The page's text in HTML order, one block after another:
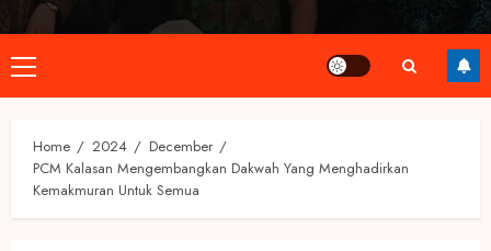
Primary
Menu
Home 2024
December
PCM Kalasan Mengembangkan Dakwah Yang Menghadirkan
Kemakmuran Untuk Semua